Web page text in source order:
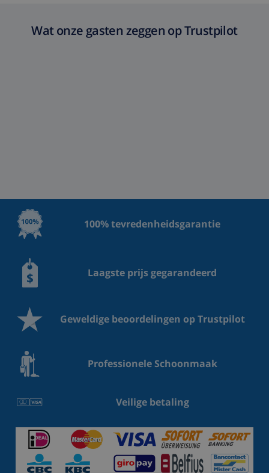
Wat onze gasten zeggen op Trustpilot
100% tevredenheidsgarantie
Laagste prijs gegarandeerd
Geweldige beoordelingen op Trustpilot
Professionele Schoonmaak
Veilige betaling